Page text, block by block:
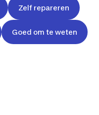
Zelf repareren
Goed om te weten